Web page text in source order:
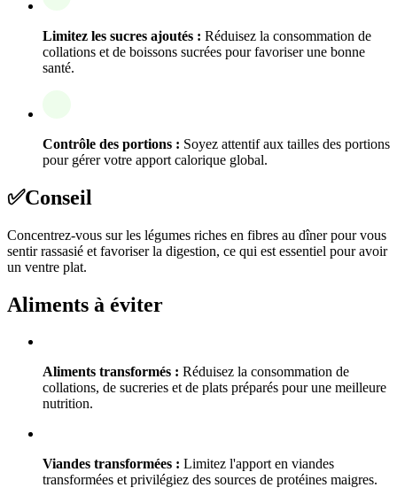
Limitez les sucres ajoutés : Réduisez la consommation de
collations et de boissons sucrées pour favoriser une bonne
santé.
Contrôle des portions : Soyez attentif aux tailles des portions
pour gérer votre apport calorique global.
✅Conseil
Concentrez-vous sur les légumes riches en fibres au dîner pour vous
sentir rassasié et favoriser la digestion, ce qui est essentiel pour avoir
un ventre plat.
Aliments à éviter
Aliments transformés : Réduisez la consommation de
collations, de sucreries et de plats préparés pour une meilleure
nutrition.
Viandes transformées : Limitez l'apport en viandes
transformées et privilégiez des sources de protéines maigres.